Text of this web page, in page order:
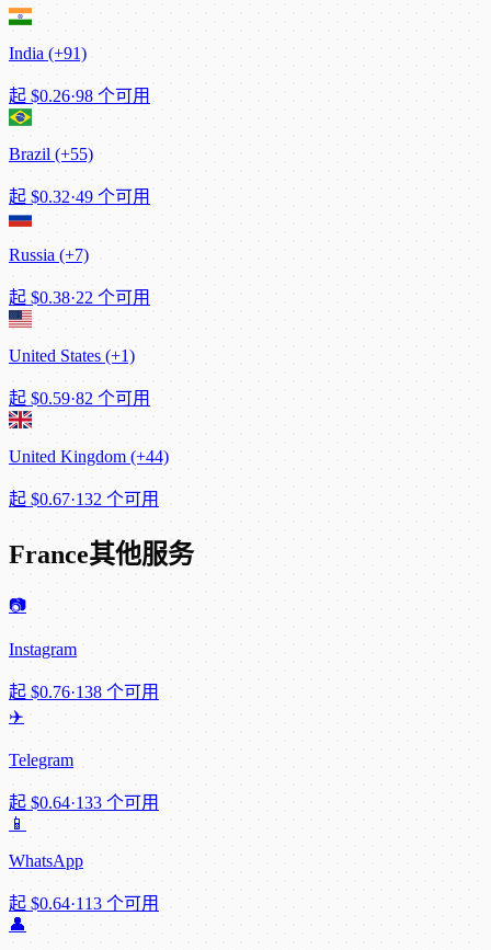
India (+91)
起 $0.26·98 个可用
Brazil (+55)
起 $0.32·49 个可用
Russia (+7)
起 $0.38·22 个可用
United States (+1)
起 $0.59·82 个可用
United Kingdom (+44)
起 $0.67·132 个可用
France其他服务
📷
Instagram
起 $0.76·138 个可用
✈️
Telegram
起 $0.64·133 个可用
📱
WhatsApp
起 $0.64·113 个可用
👤